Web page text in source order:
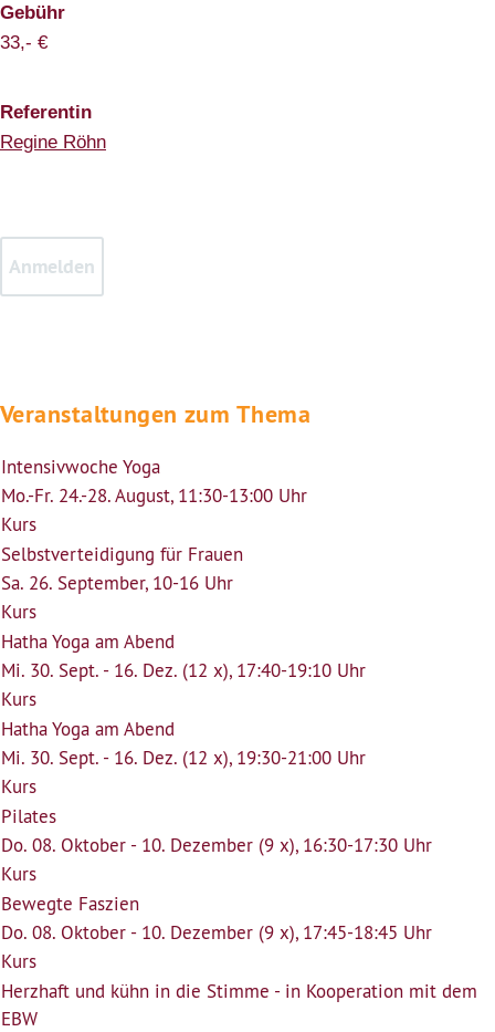
Gebühr
33,- €
Referentin
Regine Röhn
Veranstaltungen zum Thema
Intensivwoche Yoga
Mo.-Fr. 24.-28. August, 11:30-13:00 Uhr
Kurs
Selbstverteidigung für Frauen
Sa. 26. September, 10-16 Uhr
Kurs
Hatha Yoga am Abend
Mi. 30. Sept. - 16. Dez. (12 x), 17:40-19:10 Uhr
Kurs
Hatha Yoga am Abend
Mi. 30. Sept. - 16. Dez. (12 x), 19:30-21:00 Uhr
Kurs
Pilates
Do. 08. Oktober - 10. Dezember (9 x), 16:30-17:30 Uhr
Kurs
Bewegte Faszien
Do. 08. Oktober - 10. Dezember (9 x), 17:45-18:45 Uhr
Kurs
Herzhaft und kühn in die Stimme - in Kooperation mit dem
EBW